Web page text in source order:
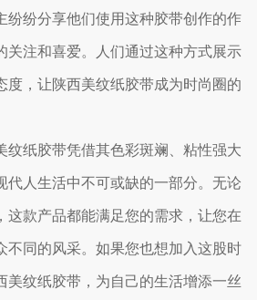
纷纷分享他们使用这种胶带创作的作
关注和喜爱。人们通过这种方式展示
度，让陕西美纹纸胶带成为时尚圈的
纹纸胶带凭借其色彩斑斓、粘性强大
代人生活中不可或缺的一部分。无论
这款产品都能满足您的需求，让您在
不同的风采。如果您也想加入这股时
美纹纸胶带，为自己的生活增添一丝